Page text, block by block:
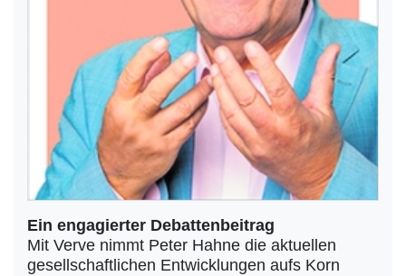
Ein engagierter Debattenbeitrag
Mit Verve nimmt Peter Hahne die aktuellen
gesellschaftlichen Entwicklungen aufs Korn